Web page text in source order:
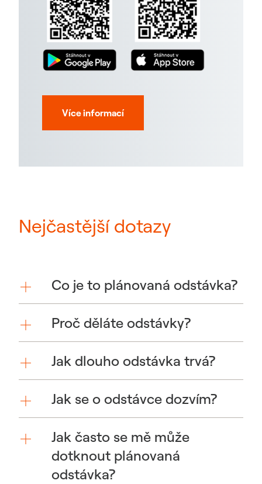
Více informací
Nejčastější dotazy
Co je to plánovaná odstávka?
Proč děláte odstávky?
Jak dlouho odstávka trvá?
Jak se o odstávce dozvím?
Jak často se mě může
dotknout plánovaná
odstávka?